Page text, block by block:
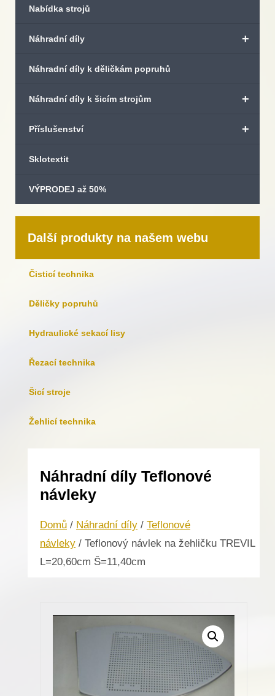
Nabídka strojů
+
Náhradní díly
Náhradní díly k děličkám popruhů
+
Náhradní díly k šicím strojům
+
Příslušenství
Sklotextit
VÝPRODEJ až 50%
Další produkty na našem webu
Čisticí technika
Děličky popruhů
Hydraulické sekací lisy
Řezací technika
Šicí stroje
Žehlicí technika
Náhradní díly Teflonové
návleky
Domů / Náhradní díly / Teflonové
návleky / Teflonový návlek na žehličku TREVIL
L=20,60cm Š=11,40cm